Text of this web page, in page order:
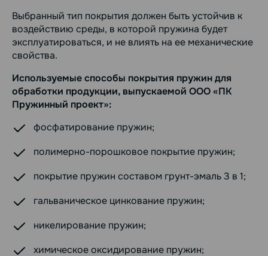
Выбранный тип покрытия должен быть устойчив к
воздействию среды, в которой пружина будет
эксплуатироваться, и не влиять на ее механические
свойства.
Используемые способы покрытия пружин для
обработки продукции, выпускаемой ООО «ПК
Пружинный проект»:
фосфатирование пружин;
полимерно-порошковое покрытие пружин;
покрытие пружин составом грунт-эмаль 3 в 1;
гальваническое цинкование пружин;
никелирование пружин;
химическое оксидирование пружин;